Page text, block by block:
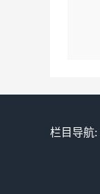
栏目导航: